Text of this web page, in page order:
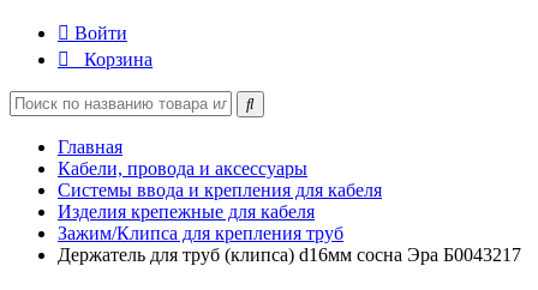
Войти
Корзина
Главная
Кабели, провода и аксессуары
Системы ввода и крепления для кабеля
Изделия крепежные для кабеля
Зажим/Клипса для крепления труб
Держатель для труб (клипса) d16мм сосна Эра Б0043217